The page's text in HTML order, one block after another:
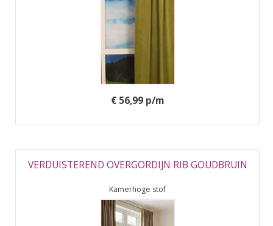
€ 56,99 p/m
VERDUISTEREND OVERGORDIJN RIB GOUDBRUIN
Kamerhoge stof